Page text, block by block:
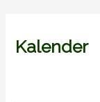
Kalender